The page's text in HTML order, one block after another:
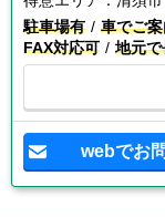
駐車場有
車でご
FAX対応可
地元
webでお